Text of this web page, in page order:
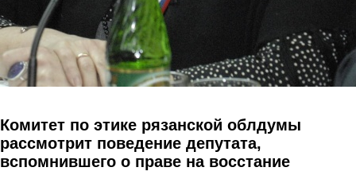
Комитет по этике рязанской облдумы
рассмотрит поведение депутата,
вспомнившего о праве на восстание